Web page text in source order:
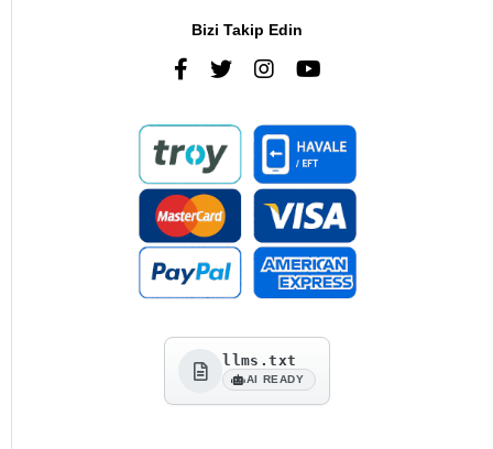
Bizi Takip Edin
llms.txt
AI READY